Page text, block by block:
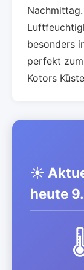
besonders
perfekt
Kotors
☀️
heute